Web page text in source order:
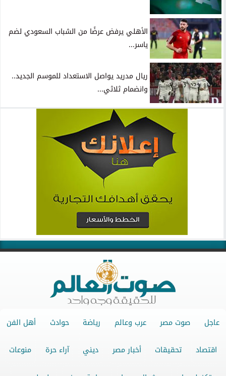
الأهلي يرفض عرضًا من الشباب السعودي لضم
ياسر...
ريال مدريد يواصل الاستعداد للموسم الجديد..
وانضمام ثلاثي...
عاجل صوت مصر عرب وعالم رياضة حوادث أهل الفن
اقتصاد تحقيقات أخبار مصر ديني آراء حرة منوعات